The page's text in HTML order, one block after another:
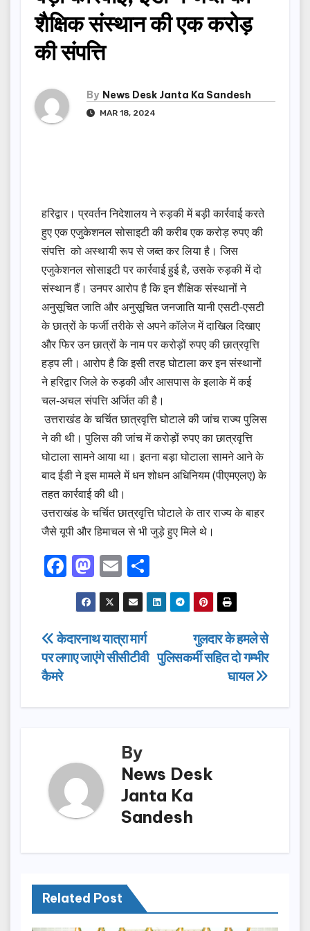
शैक्षिक संस्थान की एक करोड़
की संपत्ति
By News Desk Janta Ka Sandesh
MAR 18, 2024
हरिद्वार। प्रवर्तन निदेशालय ने रुड़की में बड़ी कार्रवाई करते
हुए एक एजुकेशनल सोसाइटी की करीब एक करोड़ रुपए की
संपत्ति को अस्थायी रूप से जब्त कर लिया है। जिस
एजुकेशनल सोसाइटी पर कार्रवाई हुई है, उसके रुड़की में दो
संस्थान हैं। उनपर आरोप है कि इन शैक्षिक संस्थानों ने
अनुसूचित जाति और अनुसूचित जनजाति यानी एसटी-एसटी
के छात्रों के फर्जी तरीके से अपने कॉलेज में दाखिल दिखाए
और फिर उन छात्रों के नाम पर करोड़ों रुपए की छात्रवृत्ति
हड़प ली। आरोप है कि इसी तरह घोटाला कर इन संस्थानों
ने हरिद्वार जिले के रुड़की और आसपास के इलाके में कई
चल-अचल संपत्ति अर्जित की है।
उत्तराखंड के चर्चित छात्रवृत्ति घोटाले की जांच राज्य पुलिस
ने की थी। पुलिस की जांच में करोड़ों रुपए का छात्रवृत्ति
घोटाला सामने आया था। इतना बड़ा घोटाला सामने आने के
बाद ईडी ने इस मामले में धन शोधन अधिनियम (पीएमएलए) के
तहत कार्रवाई की थी।
उत्तराखंड के चर्चित छात्रवृत्ति घोटाले के तार राज्य के बाहर
जैसे यूपी और हिमाचल से भी जुड़े हुए मिले थे।
F
a
c
e
b
M
a
st
o
d
E
m
ail
h
ar
Post
navigation
गुलदार के हमले से
पुलिसकर्मी सहित दो गम्भीर
घायल
केदारनाथ यात्रा मार्ग
पर लगाए जाएंगे सीसीटीवी
कैमरे
By
News Desk
Janta Ka
Sandesh
Related Post